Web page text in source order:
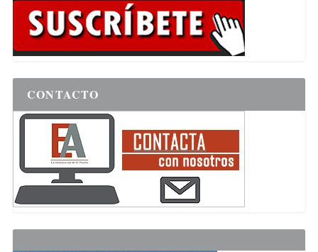
CONTACTO